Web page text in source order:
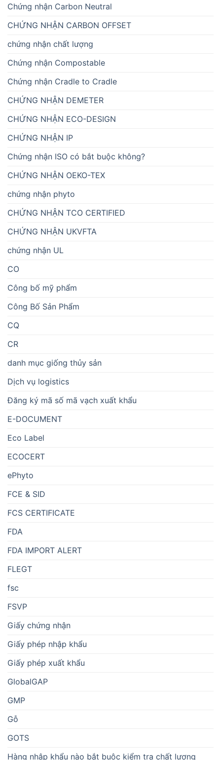
Chứng nhận Carbon Neutral
CHỨNG NHẬN CARBON OFFSET
chứng nhận chất lượng
Chứng nhận Compostable
Chứng nhận Cradle to Cradle
CHỨNG NHẬN DEMETER
CHỨNG NHẬN ECO-DESIGN
CHỨNG NHẬN IP
Chứng nhận ISO có bắt buộc không?
CHỨNG NHẬN OEKO-TEX
chứng nhận phyto
CHỨNG NHẬN TCO CERTIFIED
CHỨNG NHẬN UKVFTA
chứng nhận UL
CO
Công bố mỹ phẩm
Công Bố Sản Phẩm
CQ
CR
danh mục giống thủy sản
Dịch vụ logistics
Đăng ký mã số mã vạch xuất khẩu
E-DOCUMENT
Eco Label
ECOCERT
ePhyto
FCE & SID
FCS CERTIFICATE
FDA
FDA IMPORT ALERT
FLEGT
fsc
FSVP
Giấy chứng nhận
Giấy phép nhập khẩu
Giấy phép xuất khẩu
GlobalGAP
GMP
Gỗ
GOTS
Hàng nhập khẩu nào bắt buộc kiểm tra chất lượng